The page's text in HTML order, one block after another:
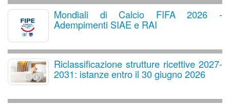
Mondiali di Calcio FIFA 2026 -
Adempimenti SIAE e RAI
Riclassificazione strutture ricettive 2027-
2031: istanze entro il 30 giugno 2026